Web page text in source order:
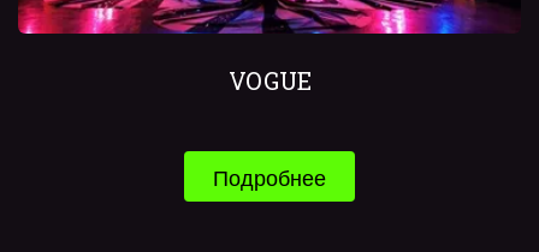
VOGUE
Подробнее